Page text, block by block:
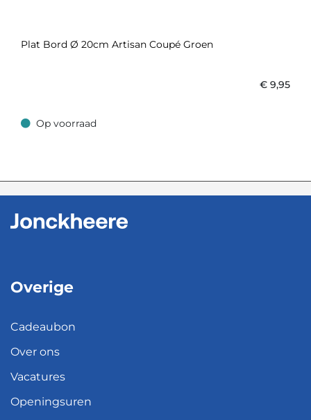
Plat Bord Ø 20cm Artisan Coupé Groen
€ 9,95
Op voorraad
Op voorraad
Overige
Cadeaubon
Over ons
Vacatures
Openingsuren